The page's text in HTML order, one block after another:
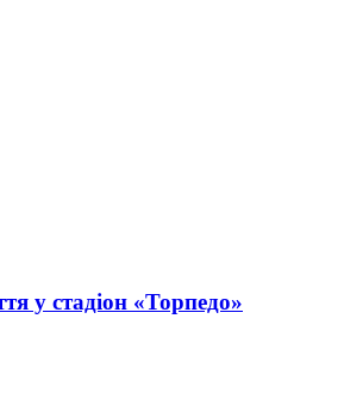
у стадіон «Торпедо»